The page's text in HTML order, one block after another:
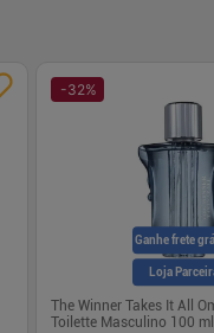
Ganhe frete
Loja
-32%
The Winner Takes It All
Toilette Masculino 100 ml